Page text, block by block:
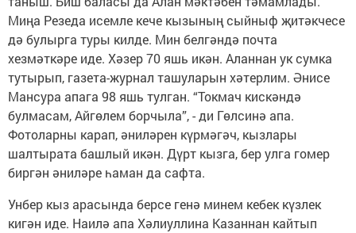
Миңа Резеда исемле кече кызының сыйныф җитәкчесе
дә булырга туры килде. Мин белгәндә почта
хезмәткәре иде. Хәзер 70 яшь икән. Аланнан ук сумка
тутырып, газета-журнал ташуларын хәтерлим. Әнисе
Мансура апага 98 яшь тулган. “Токмач кискәндә
булмасам, Айгөлем борчыла”, - ди Гөлсинә апа.
Фотоларны карап, әниләрен күрмәгәч, кызлары
шалтырата башлый икән. Дүрт кызга, бер улга гомер
биргән әниләре һаман да сафта.
Унбер кыз арасында берсе генә минем кебек күзлек
кигән иде. Наилә апа Хәлиуллина Казаннан кайтып